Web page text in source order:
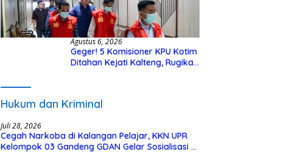
Agustus 6, 2026
Geger! 5 Komisioner KPU Kotim
Ditahan Kejati Kalteng, Rugikan
Hukum dan Kriminal
Juli 28, 2026
Cegah Narkoba di Kalangan Pelajar, KKN UPR
Kelompok 03 Gandeng GDAN Gelar Sosialisasi di